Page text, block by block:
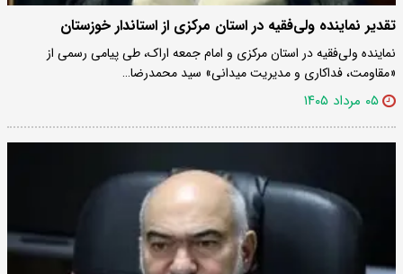
تقدیر نماینده ولی‌فقیه در استان مرکزی از استاندار خوزستان
نماینده ولی‌فقیه در استان مرکزی و امام جمعه اراک، طی پیامی رسمی از
«مقاومت، فداکاری و مدیریت میدانی» سید محمدرضا…
۰۵ مرداد ۱۴۰۵